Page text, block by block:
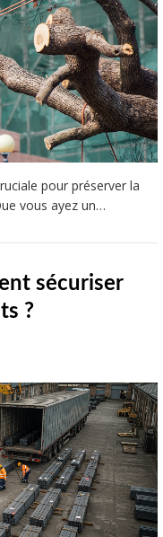
pour préserver la
vous ayez un…
sécuriser
?